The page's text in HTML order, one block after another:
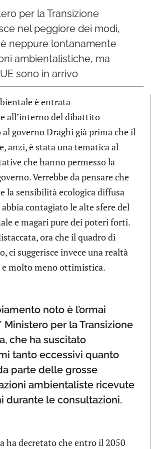
per la Transizione
nel peggiore dei modi,
neppure lontanamente
ambientalistiche, ma
sono in arrivo
è entrata
all’interno del dibattito
governo Draghi già prima che il
anzi, è stata una tematica al
che hanno permesso la
Verrebbe da pensare che
la sensibilità ecologica diffusa
contagiato le alte sfere del
e magari pure dei poteri forti.
ora che il quadro di
ci suggerisce invece una realtà
e molto meno ottimistica.
noto è l’ormai
Ministero per la Transizione
che ha suscitato
tanto eccessivi quanto
parte delle grosse
ambientaliste ricevute
durante le consultazioni.
ha decretato che entro il 2050